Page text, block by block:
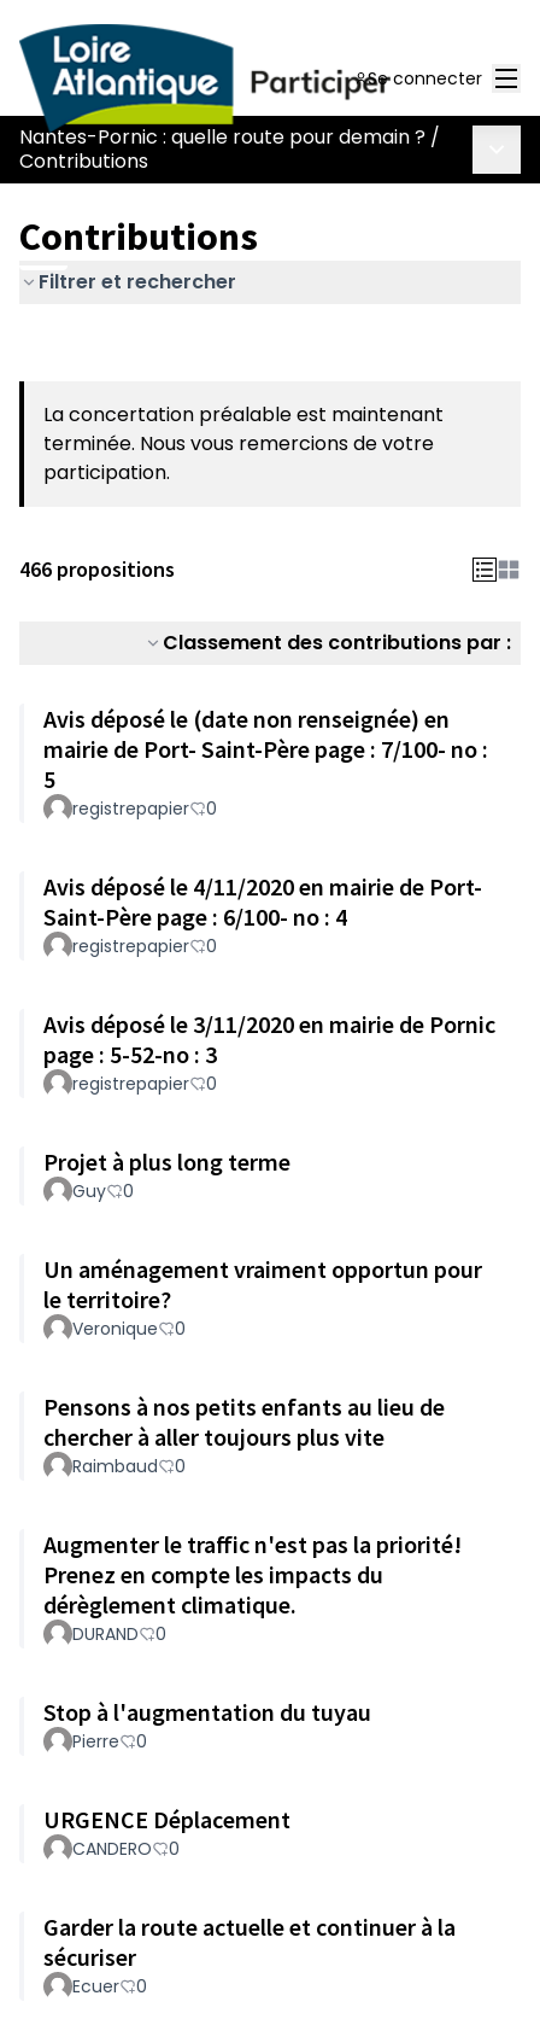
Se connecter
Nantes-Pornic : quelle route pour demain ? /
Contributions
Contributions
Filtrer et rechercher
La concertation préalable est maintenant
terminée. Nous vous remercions de votre
participation.
466 propositions
Classement des contributions par :
Avis déposé le (date non renseignée) en
mairie de Port- Saint-Père page : 7/100- no :
5
registrepapier 0
Avis déposé le 4/11/2020 en mairie de Port-
Saint-Père page : 6/100- no : 4
registrepapier 0
Avis déposé le 3/11/2020 en mairie de Pornic
page : 5-52-no : 3
registrepapier 0
Projet à plus long terme
Guy 0
Un aménagement vraiment opportun pour
le territoire?
Veronique 0
Pensons à nos petits enfants au lieu de
chercher à aller toujours plus vite
Raimbaud 0
Augmenter le traffic n'est pas la priorité!
Prenez en compte les impacts du
dérèglement climatique.
DURAND 0
Stop à l'augmentation du tuyau
Pierre 0
URGENCE Déplacement
CANDERO 0
Garder la route actuelle et continuer à la
sécuriser
Ecuer 0